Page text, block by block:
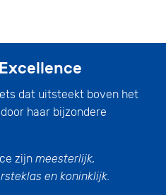
dat uitsteekt boven het
haar bijzondere
zijn meesterlijk,
en koninklijk.